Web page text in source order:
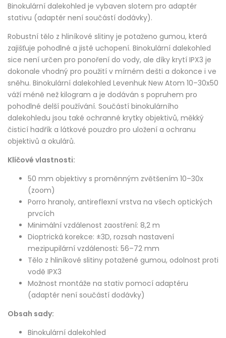
Binokulární dalekohled je vybaven slotem pro adaptér
stativu (adaptér není součástí dodávky).
Robustní tělo z hliníkové slitiny je potaženo gumou, která
zajišťuje pohodlné a jisté uchopení. Binokulární dalekohled
sice není určen pro ponoření do vody, ale díky krytí IPX3 je
dokonale vhodný pro použití v mírném dešti a dokonce i ve
sněhu. Binokulární dalekohled Levenhuk New Atom 10–30x50
váží méně než kilogram a je dodáván s popruhem pro
pohodlné delší používání. Součástí binokulárního
dalekohledu jsou také ochranné krytky objektivů, měkký
čisticí hadřík a látkové pouzdro pro uložení a ochranu
objektivů a okulárů.
Klíčové vlastnosti:
50 mm objektivy s proměnným zvětšením 10–30x
(zoom)
Porro hranoly, antireflexní vrstva na všech optických
prvcích
Minimální vzdálenost zaostření: 8,2 m
Dioptrická korekce: ±3D, rozsah nastavení
mezipupilární vzdálenosti: 56–72 mm
Tělo z hliníkové slitiny potažené gumou, odolnost proti
vodě IPX3
Možnost montáže na stativ pomocí adaptéru
(adaptér není součástí dodávky)
Obsah sady:
Binokulární dalekohled